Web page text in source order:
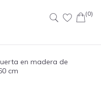
Buscar:
(0)